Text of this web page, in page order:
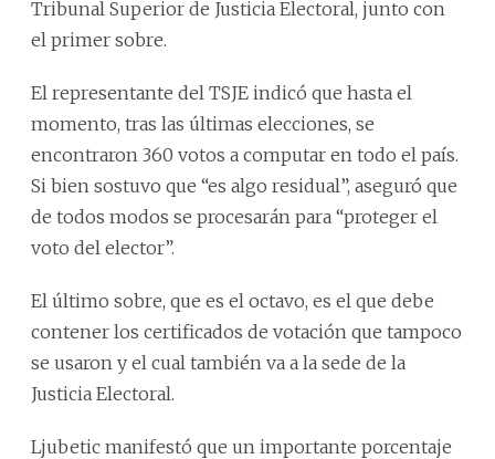
Tribunal Superior de Justicia Electoral, junto con
el primer sobre.
El representante del TSJE indicó que hasta el
momento, tras las últimas elecciones, se
encontraron 360 votos a computar en todo el país.
Si bien sostuvo que “es algo residual”, aseguró que
de todos modos se procesarán para “proteger el
voto del elector”.
El último sobre, que es el octavo, es el que debe
contener los certificados de votación que tampoco
se usaron y el cual también va a la sede de la
Justicia Electoral.
Ljubetic manifestó que un importante porcentaje